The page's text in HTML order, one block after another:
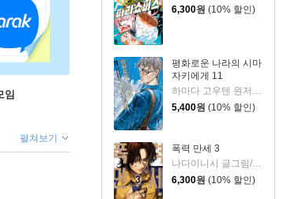
6,300원 (10% 할인)
평화로운 나라의 시마
자키에게 11
5,400원 (10% 할인)
폭력 만세 3
6,300원 (10% 할인)
임
펼쳐보기